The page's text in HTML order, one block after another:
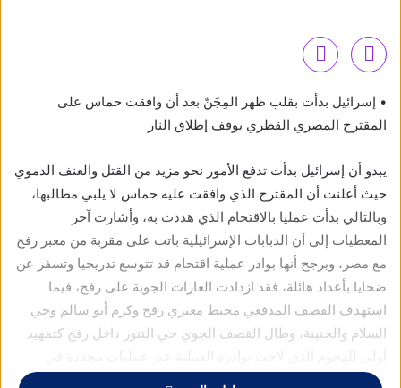
• إسرائيل بدأت بقلب ظهر المِجَنّ بعد أن وافقت حماس على
المقترح المصري القطري بوقف إطلاق النار
يبدو أن إسرائيل بدأت تدفع الأمور نحو مزيد من القتل والعنف الدموي
حيث أعلنت أن المقترح الذي وافقت عليه حماس لا يلبي مطالبها،
وبالتالي بدأت عمليا بالاقتحام الذي هددت به، وأشارت آخر
المعطيات إلى أن الدبابات الإسرائيلية باتت على مقربة من معبر رفح
مع مصر، ويرجح أنها بوادر عملية اقتحام قد تتوسع تدريجيا وتسفر عن
ضحايا بأعداد هائلة، فقد ازدادت الغارات الجوية على رفح، فيما
استهدف القصف المدفعي محيط معبري رفح وكرم أبو سالم وحي
السلام والجنينة، وطال القصف الجوي حي التنور داخل رفح كتمهيد
أولي للهجوم الذي لاحت بوادره العملية عبر عمليات محددة في
البداية كما يبدو.